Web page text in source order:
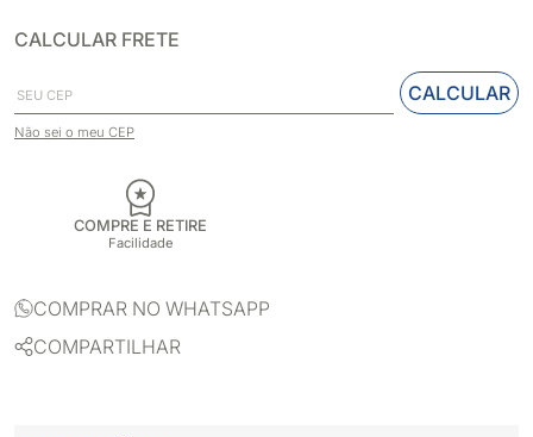
CALCULAR FRETE
CALCULAR
Não sei o meu CEP
COMPRE E RETIRE
Facilidade
COMPRAR NO WHATSAPP
COMPARTILHAR